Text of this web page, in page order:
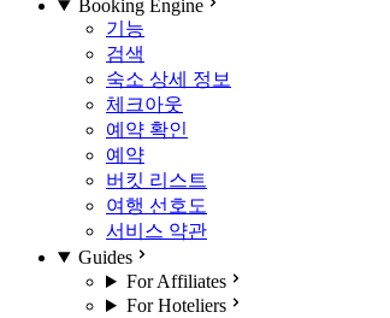
Booking Engine
기능
검색
숙소 상세 정보
체크아웃
예약 확인
예약
버킷 리스트
여행 선호도
서비스 약관
Guides
For Affiliates
For Hoteliers